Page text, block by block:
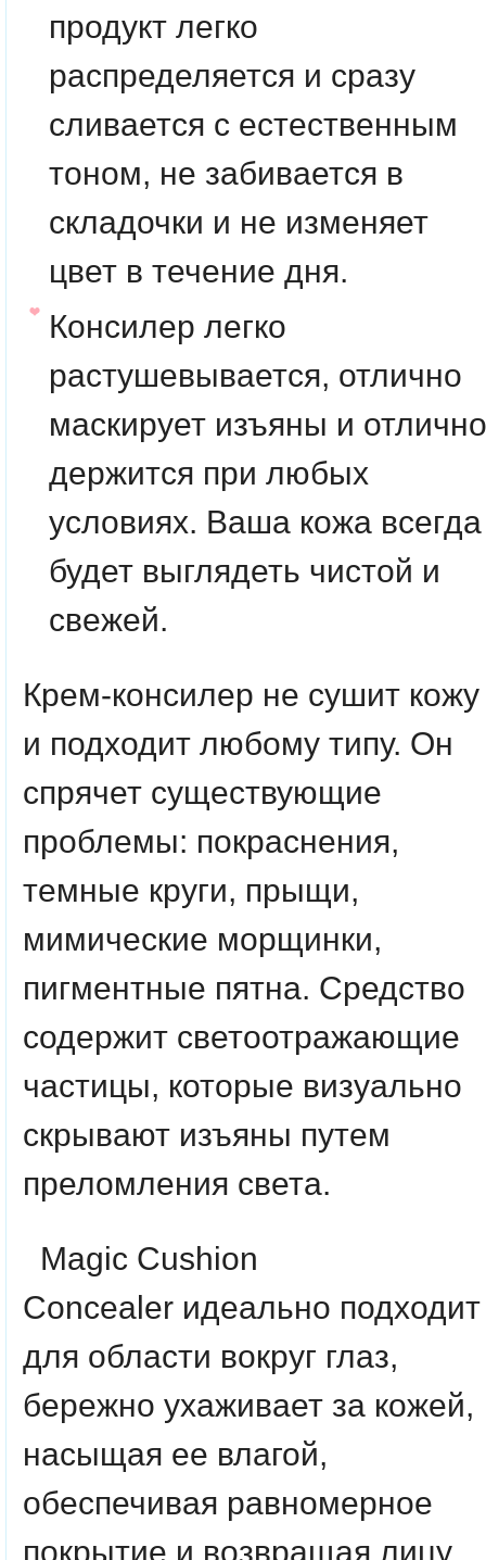
продукт легко
распределяется и сразу
сливается с естественным
тоном, не забивается в
складочки и не изменяет
цвет в течение дня.
Консилер легко
растушевывается, отлично
маскирует изъяны и отлично
держится при любых
условиях. Ваша кожа всегда
будет выглядеть чистой и
свежей.
Крем-консилер не сушит кожу
и подходит любому типу. Он
спрячет существующие
проблемы: покраснения,
темные круги, прыщи,
мимические морщинки,
пигментные пятна. Средство
содержит светоотражающие
частицы, которые визуально
скрывают изъяны путем
преломления света.
Magic Cushion
Concealer идеально подходит
для области вокруг глаз,
бережно ухаживает за кожей,
насыщая ее влагой,
обеспечивая равномерное
покрытие и возвращая лицу